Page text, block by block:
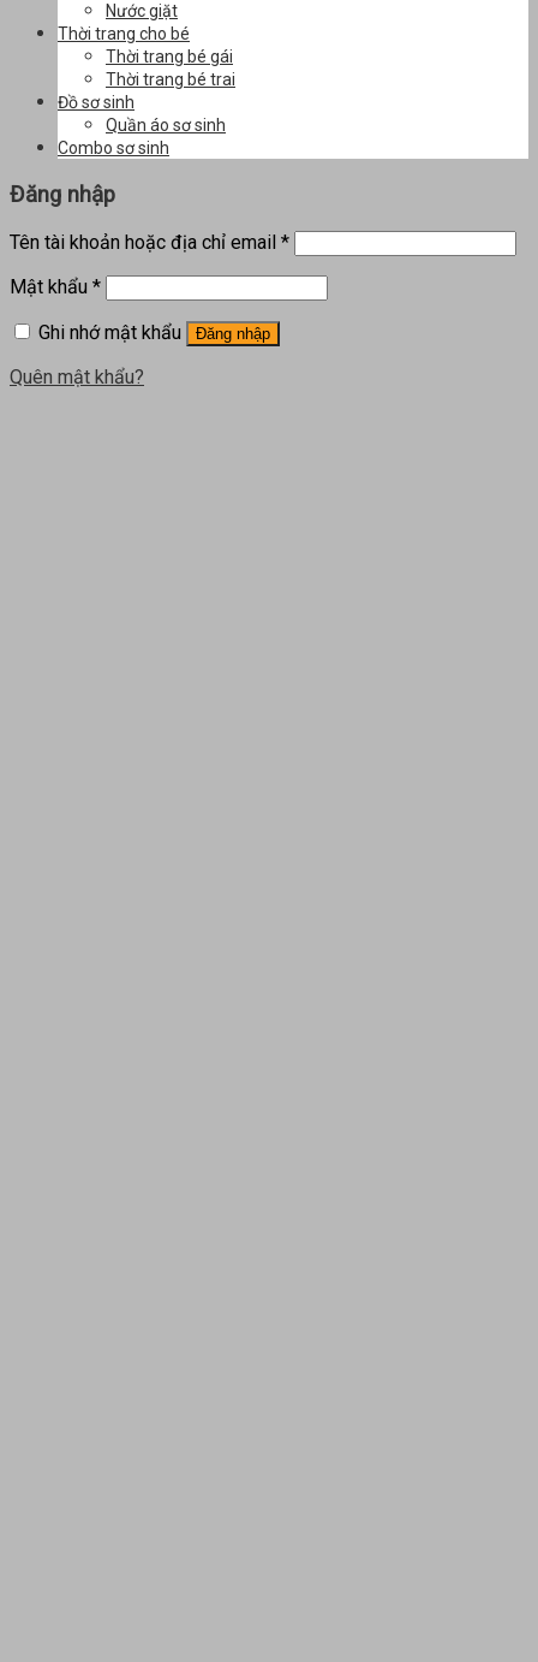
Nước giặt
Thời trang cho bé
Thời trang bé gái
Thời trang bé trai
Đồ sơ sinh
Quần áo sơ sinh
Combo sơ sinh
Đăng nhập
Tên tài khoản hoặc địa chỉ email *
Mật khẩu *
Ghi nhớ mật khẩu
Đăng nhập
Quên mật khẩu?